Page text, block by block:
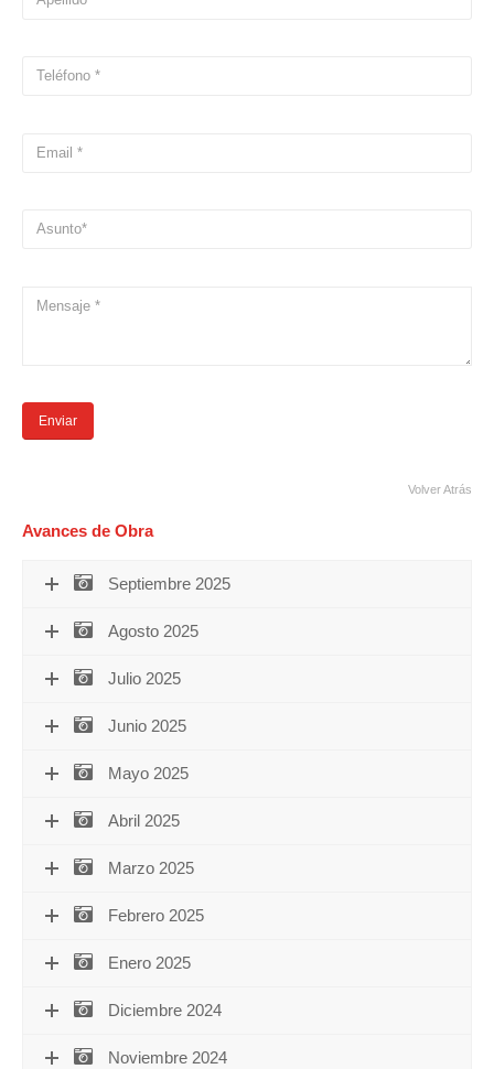
Volver Atrás
Avances de Obra
Septiembre 2025
Agosto 2025
Julio 2025
Junio 2025
Mayo 2025
Abril 2025
Marzo 2025
Febrero 2025
Enero 2025
Diciembre 2024
Noviembre 2024